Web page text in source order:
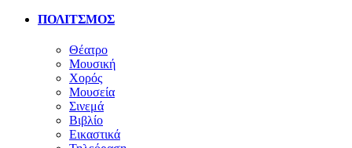
ΠΟΛΙΤΣΜΟΣ
Θέατρο
Μουσική
Χορός
Μουσεία
Σινεμά
Βιβλίο
Εικαστικά